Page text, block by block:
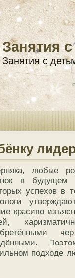
Занятия
Занятия с
любые
в будущем
успехов в
красиво
подходе